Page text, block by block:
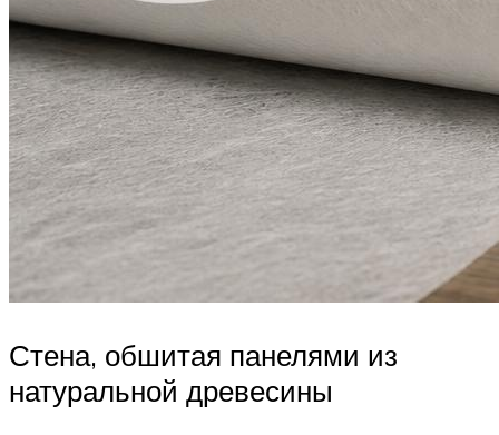
Стена, обшитая панелями из
натуральной древесины